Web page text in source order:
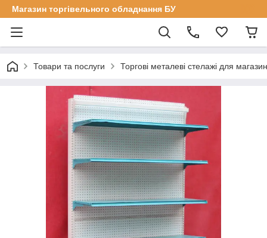
Магазин торгівельного обладнання БУ
Товари та послуги Торгові металеві стелажі для